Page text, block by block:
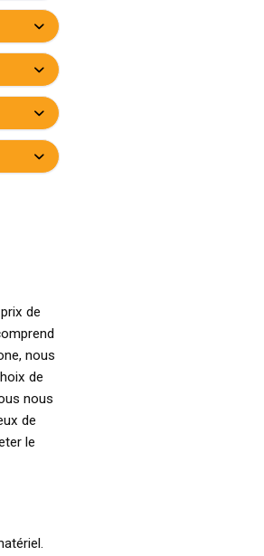
de
nous
de
nous
de
le